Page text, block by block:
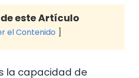
este Artículo
el Contenido
la capacidad de